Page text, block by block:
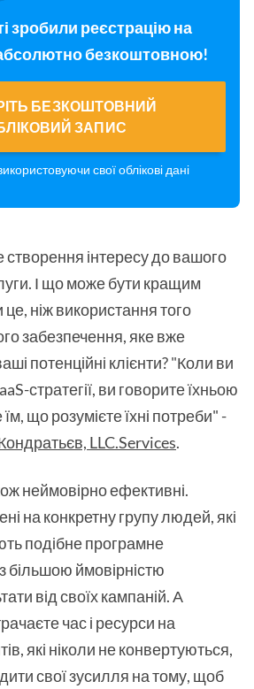
зробили реєстрацію на
безкоштовною!
БЕЗКОШТОВНИЙ
ЗАПИС
свої облікові дані
створення інтересу до вашого
І що може бути кращим
ніж використання того
забезпечення, яке вже
потенційні клієнти? "Коли ви
стратегії, ви говорите їхньою
що розумієте їхні потреби" -
LLC.Services.
неймовірно ефективні.
на конкретну групу людей, які
подібне програмне
більшою ймовірністю
від своїх кампаній. А
час і ресурси на
які ніколи не конвертуються,
свої зусилля на тому, щоб